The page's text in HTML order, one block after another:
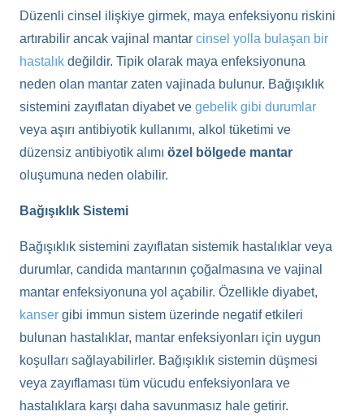
Düzenli cinsel ilişkiye girmek, maya enfeksiyonu riskini
artırabilir ancak vajinal mantar cinsel yolla bulaşan bir
hastalık değildir. Tipik olarak maya enfeksiyonuna
neden olan mantar zaten vajinada bulunur. Bağışıklık
sistemini zayıflatan diyabet ve gebelik gibi durumlar
veya aşırı antibiyotik kullanımı, alkol tüketimi ve
düzensiz antibiyotik alımı özel bölgede mantar
oluşumuna neden olabilir.
Bağışıklık Sistemi
Bağışıklık sistemini zayıflatan sistemik hastalıklar veya
durumlar, candida mantarının çoğalmasına ve vajinal
mantar enfeksiyonuna yol açabilir. Özellikle diyabet,
kanser gibi immun sistem üzerinde negatif etkileri
bulunan hastalıklar, mantar enfeksiyonları için uygun
koşulları sağlayabilirler. Bağışıklık sistemin düşmesi
veya zayıflaması tüm vücudu enfeksiyonlara ve
hastalıklara karşı daha savunmasız hale getirir.